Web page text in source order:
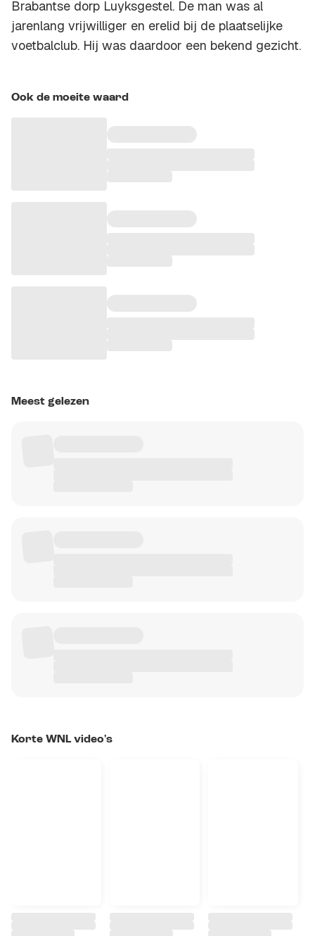
Brabantse dorp Luyksgestel. De man was al
jarenlang vrijwilliger en erelid bij de plaatselijke
voetbalclub. Hij was daardoor een bekend gezicht.
Ook de moeite waard
Meest gelezen
Korte WNL video's